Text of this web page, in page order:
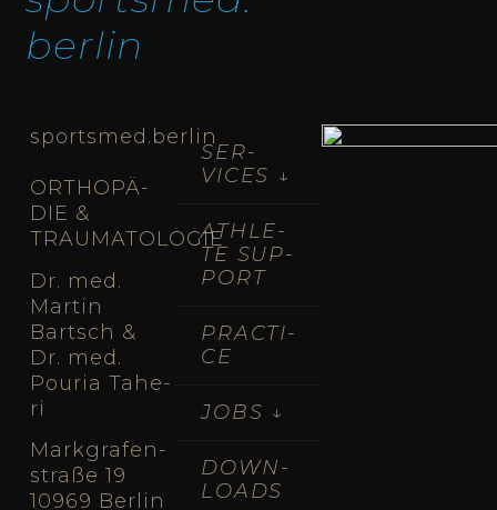
ber­lin
sportsmed.berlin
ORTHO­PÄ­
DIE &
TRAUMATOLOGIE
Dr. med.
Mar­tin
Bartsch &
Dr. med.
Pou­ria Tahe­
ri
Mark­gra­fen­
stra­ße 19
10969 Ber­lin
SER­
VICES ↓
ATH­LE­
TE SUP­
PORT
PRAC­TI­
CE
JOBS ↓
DOWN­
LOADS